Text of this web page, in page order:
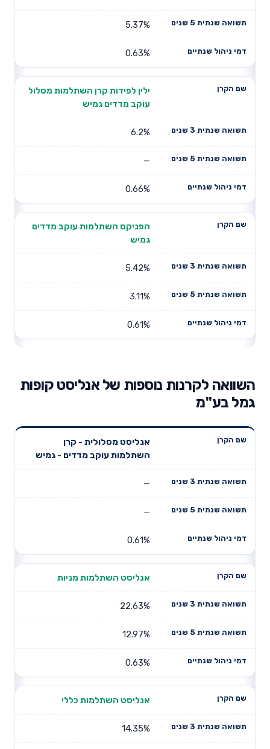
5.37%
0.63%
ילין לפידות קרן השתלמות מסלול
עוקב מדדים גמיש
6.2%
—
0.66%
הפניקס השתלמות עוקב מדדים
גמיש
5.42%
3.11%
0.61%
השוואה לקרנות נוספות של אנליסט קופות
גמל בע"מ
שנתית 3
תשואה
שנתית 5
שנתיים
אנליסט מסלולית - קרן
השתלמות עוקב מדדים - גמיש
—
—
0.61%
אנליסט השתלמות מניות
22.63%
12.97%
0.63%
אנליסט השתלמות כללי
14.35%